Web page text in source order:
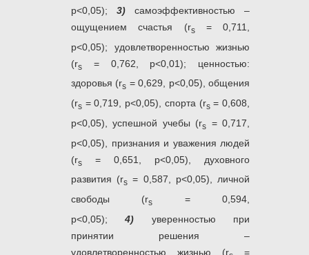
р<0,05); 3) самоэффективностью –
ощущением счастья (rs= 0,711,
р<0,05); удовлетворенностью жизнью
(rs
= 0,762, р<0,01); ценностью:
здоровья (rs = 0,629, р<0,05), общения
(rs = 0,719, р<0,05), спорта (rs= 0,608,
р<0,05), успешной учебы (rs
= 0,717,
р<0,05), признания и уважения людей
(rs
= 0,651, р<0,05), духовного
развития (rs = 0,587, р<0,05), личной
свободы (rs
= 0,594,
р<0,05);4) уверенностью при
принятии решения –
удовлетворенностью жизнью (r
=